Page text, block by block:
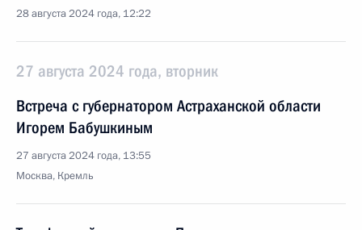
28 августа 2024 года, 12:22
27 августа 2024 года, вторник
Встреча с губернатором Астраханской области
Игорем Бабушкиным
27 августа 2024 года, 13:55
Москва, Кремль